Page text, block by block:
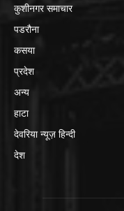
कुशीनगर समाचार
पडरौना
कसया
प्रदेश
अन्य
हाटा
देवरिया न्यूज़ हिन्दी
देश